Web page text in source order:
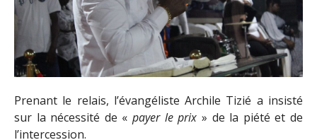
Prenant le relais, l’évangéliste Archile Tizié a insisté
sur la nécessité de «payer le prix » de la piété et de
l’intercession.